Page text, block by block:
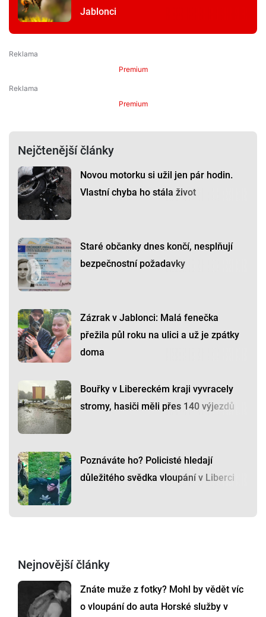
Jablonci
Premium
Premium
Nejčtenější články
Novou motorku si užil jen pár hodin.
Vlastní chyba ho stála život
Staré občanky dnes končí, nesplňují
bezpečnostní požadavky
Zázrak v Jablonci: Malá fenečka
přežila půl roku na ulici a už je zpátky
doma
Bouřky v Libereckém kraji vyvracely
stromy, hasiči měli přes 140 výjezdů
Poznáváte ho? Policisté hledají
důležitého svědka vloupání v Liberci
Nejnovější články
Znáte muže z fotky? Mohl by vědět víc
o vloupání do auta Horské služby v